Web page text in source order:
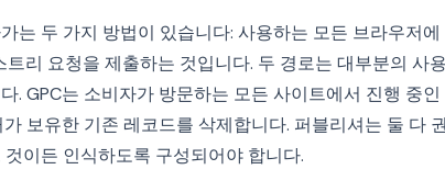
는 두 가지 방법이 있습니다: 사용하는 모든 브라우저에
리 요청을 제출하는 것입니다. 두 경로는 대부분의 사용
. GPC는 소비자가 방문하는 모든 사이트에서 진행 중인
보유한 기존 레코드를 삭제합니다. 퍼블리셔는 둘 다 권
이든 인식하도록 구성되어야 합니다.